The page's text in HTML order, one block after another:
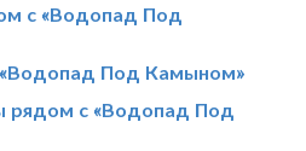
с «Водопад Под
Под Камыном»
рядом с «Водопад Под